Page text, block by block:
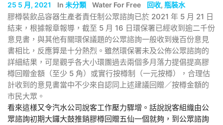
25 5 月, 2021 In 未分類 Water For Free 回收, 瓶裝水
膠樽裝飲品容器生產者責任制公眾諮詢已於 2021 年 5 月 21 日
結束，根據報章報導，截至 5 月 16 日環保署已經收到逾二千份
意見書，與其他有關環保議題的公眾諮詢一般收到幾百份意見
書相比，反應算是十分熱烈。雖然環保署未及公佈公眾諮詢的
詳細結果，可是觀乎各大小環團過去兩個多月落力提倡提高膠
樽回贈金額（至少 5 角）或實行按樽制（一元按樽），合理估
計收到的意見書當中不少來自認同上述建議回贈／按樽金額的
市民大眾。
看來這樣又令汽水公司說客工作壓力驟增。話說說客組織由公
眾諮詢初期大鑼大鼓推銷膠樽回贈五仙一個就夠，到公眾諮詢